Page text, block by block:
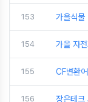
153 가을식물
154 가을 자전
155 CF변환
156 장은테